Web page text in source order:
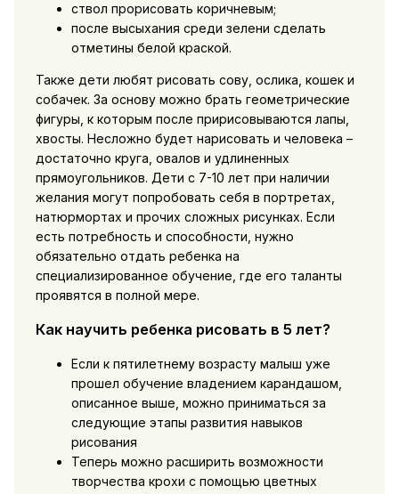
ствол прорисовать коричневым;
после высыхания среди зелени сделать
отметины белой краской.
Также дети любят рисовать сову, ослика, кошек и
собачек. За основу можно брать геометрические
фигуры, к которым после пририсовываются лапы,
хвосты. Несложно будет нарисовать и человека –
достаточно круга, овалов и удлиненных
прямоугольников. Дети с 7-10 лет при наличии
желания могут попробовать себя в портретах,
натюрмортах и прочих сложных рисунках. Если
есть потребность и способности, нужно
обязательно отдать ребенка на
специализированное обучение, где его таланты
проявятся в полной мере.
Как научить ребенка рисовать в 5 лет?
Если к пятилетнему возрасту малыш уже
прошел обучение владением карандашом,
описанное выше, можно приниматься за
следующие этапы развития навыков
рисования
Теперь можно расширить возможности
творчества крохи с помощью цветных